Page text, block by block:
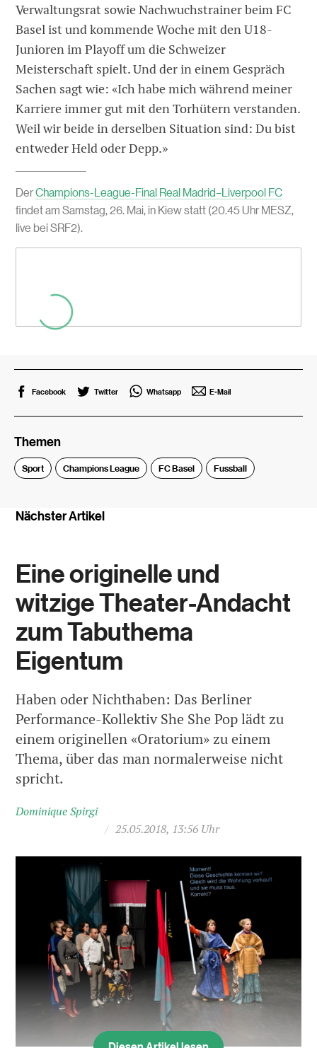
Verwaltungsrat sowie Nachwuchstrainer beim FC
Basel ist und kommende Woche mit den U18-
Junioren im Playoff um die Schweizer
Meisterschaft spielt. Und der in einem Gespräch
Sachen sagt wie: «Ich habe mich während meiner
Karriere immer gut mit den Torhütern verstanden.
Weil wir beide in derselben Situation sind: Du bist
entweder Held oder Depp.»
DerChampions-League-Final Real Madrid–Liverpool FC
findet am Samstag, 26. Mai, in Kiew statt (20.45 Uhr MESZ,
live bei SRF2).
Facebook Twitter Whatsapp E-Mail
Themen
Sport Champions League FC Basel Fussball
Nächster Artikel
Eine originelle und
witzige Theater-Andacht
zum Tabuthema
Eigentum
Haben oder Nichthaben: Das Berliner
Performance-Kollektiv She She Pop lädt zu
einem originellen «Oratorium» zu einem
Thema, über das man normalerweise nicht
spricht.
Dominique Spirgi
/ 25.05.2018, 13:56 Uhr